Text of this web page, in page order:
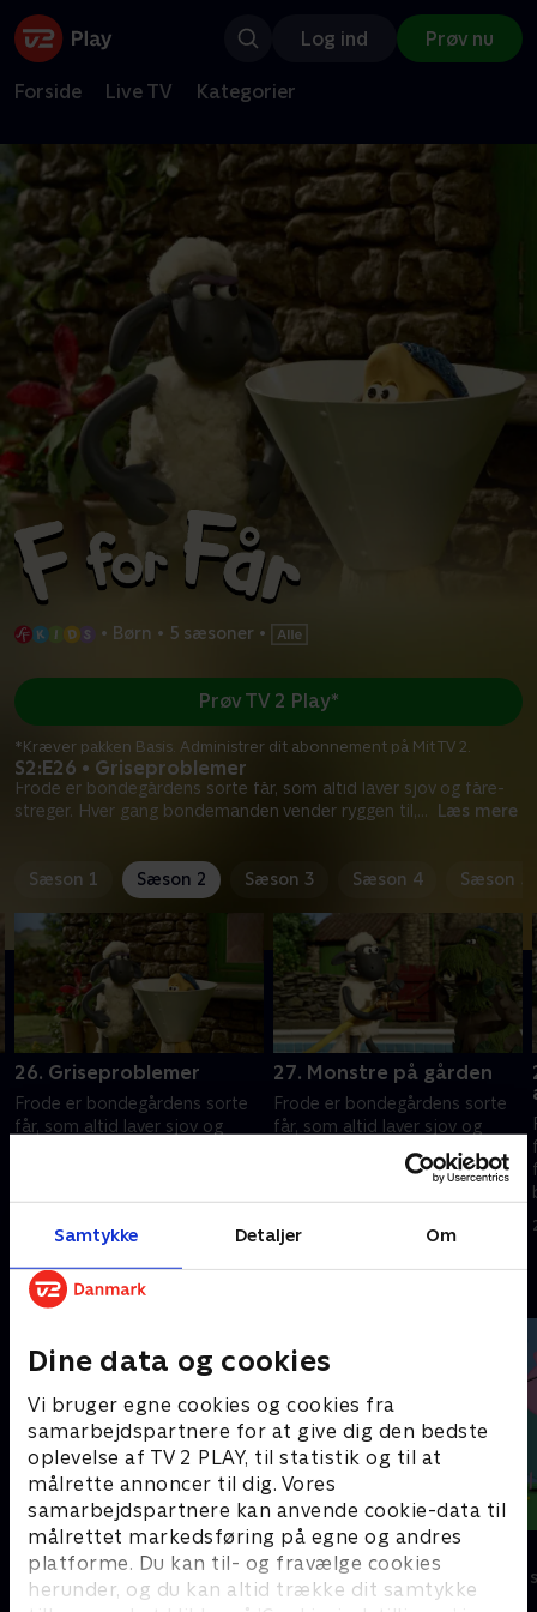
Samtykke Detaljer Om
Dine data og cookies
Vi bruger egne cookies og cookies fra
samarbejdspartnere for at give dig den bedste
oplevelse af TV 2 PLAY, til statistik og til at
målrette annoncer til dig. Vores
samarbejdspartnere kan anvende cookie-data til
målrettet markedsføring på egne og andres
platforme. Du kan til- og fravælge cookies
herunder, og du kan altid trække dit samtykke
Log ind Prøv nu
Forside Live TV Kategorier
• Børn • 5 sæsoner •
S2:E26 • Griseproblemer
Frode er bondegårdens sorte får, som altid laver sjov og fåre-
streger. Hver gang bondemanden vender ryggen til,... Læs mere
Prøv TV 2 Play*
*Kræver pakken Basis. Administrer dit abonnement på Mit TV 2.
Sæson 1 Sæson 2 Sæson 3 Sæson 4 Sæson 5
26. Griseproblemer
Frode er bondegårdens sorte
får, som altid laver sjov og
24. september 2023 • 7 min
27. Monstre på gården
Frode er bondegårdens sorte
får, som altid laver sjov og
fåre-streger. Hver gang
bondemanden vender ryggen
24. september 2023 • 7 min
Andre så også
Rasmus Klump
Børneserier • 3 sæsoner
Gurli Gris
Børneserier •